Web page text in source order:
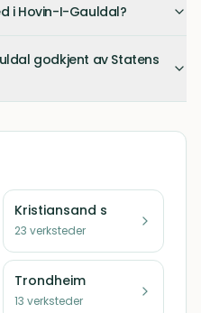
i Hovin-I-Gauldal?
godkjent av Statens
Kristiansand s
23 verksteder
Trondheim
13 verksteder